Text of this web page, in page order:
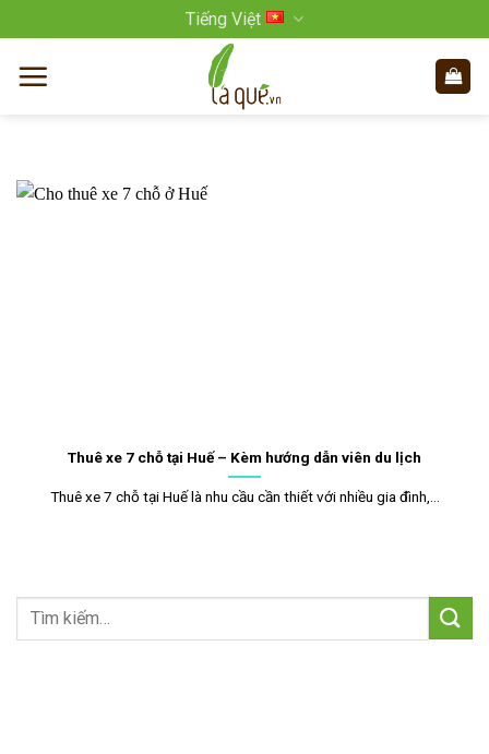
qua
nội
Tiếng Việt
Thuê xe 7 chỗ tại Huế – Kèm hướng dẫn viên du lịch
Thuê xe 7 chỗ tại Huế là nhu cầu cần thiết với nhiều gia đình,...